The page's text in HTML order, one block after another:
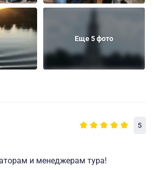
Еще 5 фото
5
и менеджерам тура!